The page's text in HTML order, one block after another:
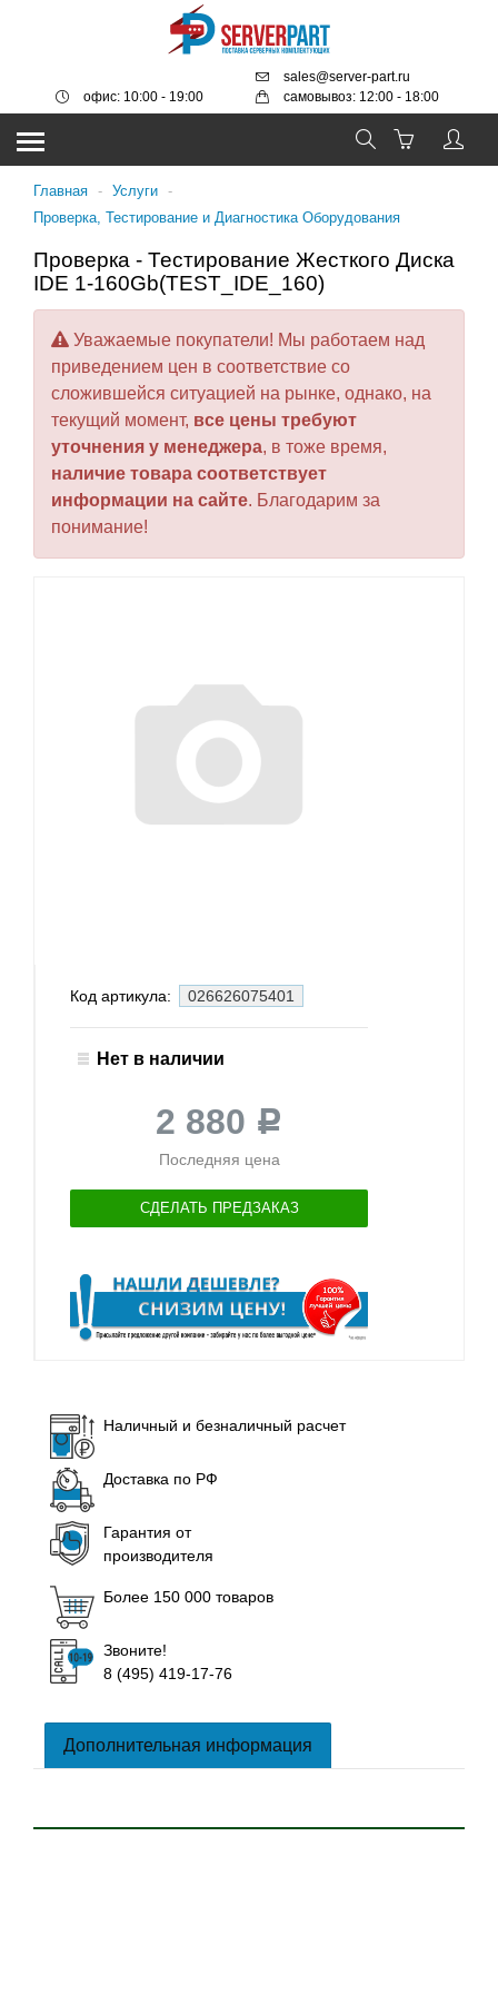
sales@server-part.ru
самовывоз: 12:00 - 18:00
офис: 10:00 - 19:00
Главная - Услуги -
Проверка, Тестирование и Диагностика Оборудования
Проверка - Тестирование Жесткого Диска
IDE 1-160Gb(TEST_IDE_160)
Уважаемые покупатели! Мы работаем над
приведением цен в соответствие со
сложившейся ситуацией на рынке, однако, на
текущий момент, все цены требуют
уточнения у менеджера, в тоже время,
наличие товара соответствует
информации на сайте. Благодарим за
понимание!
Код артикула: 026626075401
Нет в наличии
2 880 Р
Последняя цена
СДЕЛАТЬ ПРЕДЗАКАЗ
Наличный и безналичный расчет
Доставка по РФ
Гарантия от
производителя
Более 150 000 товаров
Звоните!
8 (495) 419-17-76
Дополнительная информация